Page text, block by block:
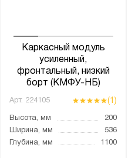
Каркасный модуль
усиленный,
фронтальный, низкий
борт (КМФУ-НБ)
Арт. 224105 (1)
Высота, мм
200
Ширина, мм
536
Глубина, мм
1100